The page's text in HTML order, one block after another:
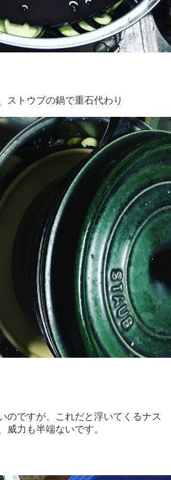
ストウブの鍋で重石代わり
のですが、これだと浮いてくるナス
威力も半端ないです。